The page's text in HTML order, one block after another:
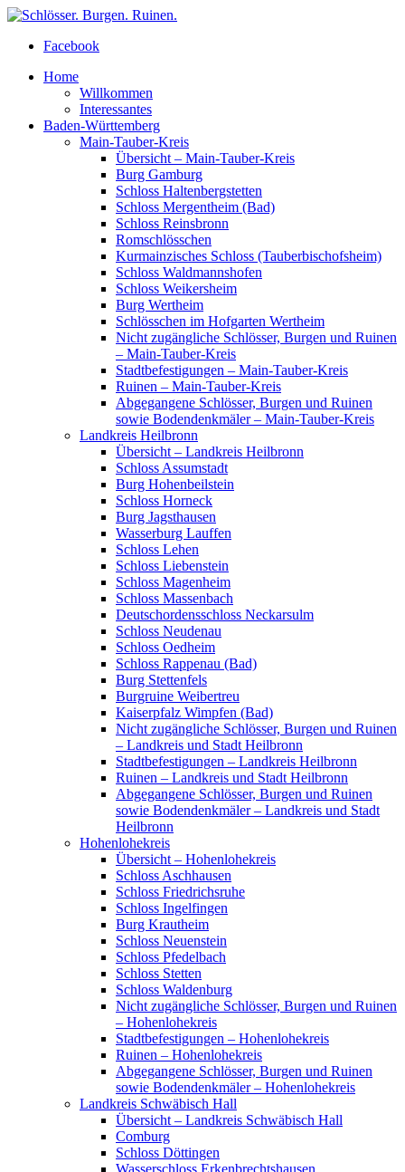
Facebook
Home
Willkommen
Interessantes
Baden-Württemberg
Main-Tauber-Kreis
Übersicht – Main-Tauber-Kreis
Burg Gamburg
Schloss Haltenbergstetten
Schloss Mergentheim (Bad)
Schloss Reinsbronn
Romschlösschen
Kurmainzisches Schloss (Tauberbischofsheim)
Schloss Waldmannshofen
Schloss Weikersheim
Burg Wertheim
Schlösschen im Hofgarten Wertheim
Nicht zugängliche Schlösser, Burgen und Ruinen
– Main-Tauber-Kreis
Stadtbefestigungen – Main-Tauber-Kreis
Ruinen – Main-Tauber-Kreis
Abgegangene Schlösser, Burgen und Ruinen
sowie Bodendenkmäler – Main-Tauber-Kreis
Landkreis Heilbronn
Übersicht – Landkreis Heilbronn
Schloss Assumstadt
Burg Hohenbeilstein
Schloss Horneck
Burg Jagsthausen
Wasserburg Lauffen
Schloss Lehen
Schloss Liebenstein
Schloss Magenheim
Schloss Massenbach
Deutschordensschloss Neckarsulm
Schloss Neudenau
Schloss Oedheim
Schloss Rappenau (Bad)
Burg Stettenfels
Burgruine Weibertreu
Kaiserpfalz Wimpfen (Bad)
Nicht zugängliche Schlösser, Burgen und Ruinen
– Landkreis und Stadt Heilbronn
Stadtbefestigungen – Landkreis Heilbronn
Ruinen – Landkreis und Stadt Heilbronn
Abgegangene Schlösser, Burgen und Ruinen
sowie Bodendenkmäler – Landkreis und Stadt
Heilbronn
Hohenlohekreis
Übersicht – Hohenlohekreis
Schloss Aschhausen
Schloss Friedrichsruhe
Schloss Ingelfingen
Burg Krautheim
Schloss Neuenstein
Schloss Pfedelbach
Schloss Stetten
Schloss Waldenburg
Nicht zugängliche Schlösser, Burgen und Ruinen
– Hohenlohekreis
Stadtbefestigungen – Hohenlohekreis
Ruinen – Hohenlohekreis
Abgegangene Schlösser, Burgen und Ruinen
sowie Bodendenkmäler – Hohenlohekreis
Landkreis Schwäbisch Hall
Übersicht – Landkreis Schwäbisch Hall
Comburg
Schloss Döttingen
Wasserschloss Erkenbrechtshausen